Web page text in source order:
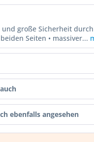
und große Sicherheit
Seiten • massiver...
ebenfalls angesehen